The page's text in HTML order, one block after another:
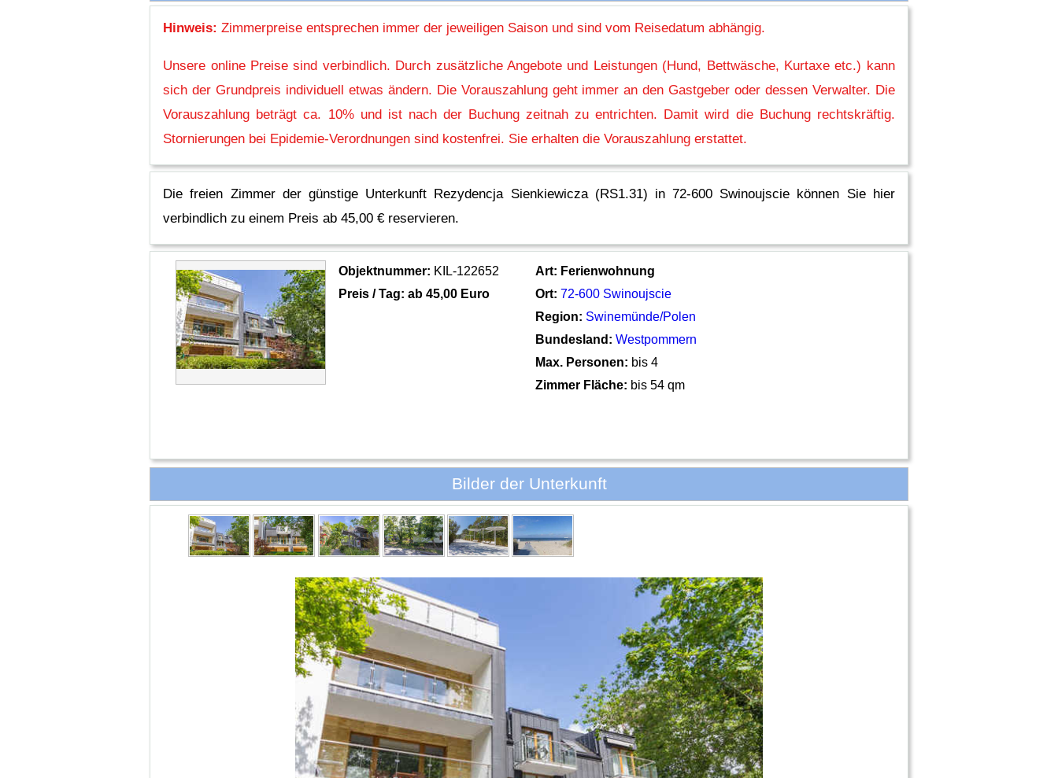
Hinweis: Zimmerpreise entsprechen immer der jeweiligen Saison und sind vom Reisedatum abhängig.
Unsere online Preise sind verbindlich. Durch zusätzliche Angebote und Leistungen (Hund, Bettwäsche, Kurtaxe etc.) kann
sich der Grundpreis individuell etwas ändern. Die Vorauszahlung geht immer an den Gastgeber oder dessen Verwalter. Die
Vorauszahlung beträgt ca. 10% und ist nach der Buchung zeitnah zu entrichten. Damit wird die Buchung rechtskräftig.
Stornierungen bei Epidemie-Verordnungen sind kostenfrei. Sie erhalten die Vorauszahlung erstattet.
Die freien Zimmer der günstige Unterkunft Rezydencja Sienkiewicza (RS1.31) in 72-600 Swinoujscie können Sie hier
verbindlich zu einem Preis ab 45,00 € reservieren.
Objektnummer: KIL-122652
Preis / Tag: ab 45,00 Euro
Art: Ferienwohnung
Ort: 72-600 Swinoujscie
Region: Swinemünde/Polen
Bundesland: Westpommern
Max. Personen: bis 4
Zimmer Fläche: bis 54 qm
Bilder der Unterkunft